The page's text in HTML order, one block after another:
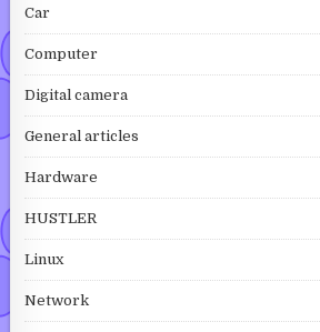
Car
Computer
Digital camera
General articles
Hardware
HUSTLER
Linux
Network